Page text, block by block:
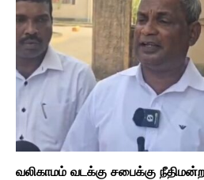
வலிகாமம் வடக்கு சபைக்கு